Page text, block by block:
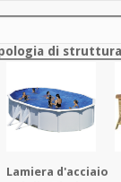
di struttura
Lamiera d'acciaio